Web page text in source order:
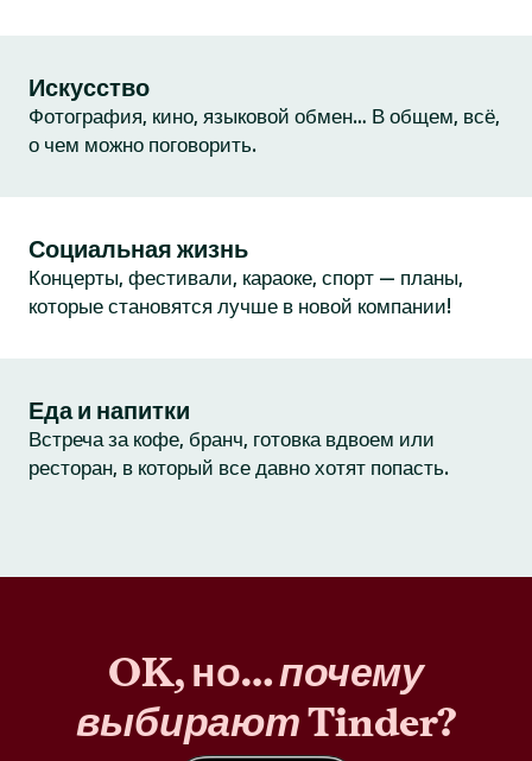
Искусство
Фотография, кино, языковой обмен… В общем, всё,
о чем можно поговорить.
Социальная жизнь
Концерты, фестивали, караоке, спорт — планы,
которые становятся лучше в новой компании!
Еда и напитки
Встреча за кофе, бранч, готовка вдвоем или
ресторан, в который все давно хотят попасть.
OK, но…почему
выбираютTinder?